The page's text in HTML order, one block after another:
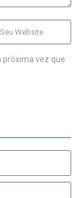
próxima vez que